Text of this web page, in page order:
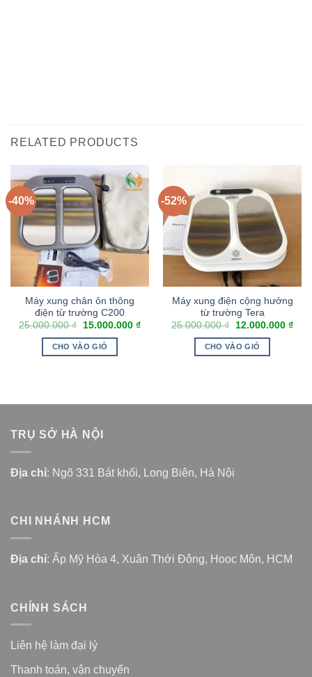
RELATED PRODUCTS
-40%
Máy xung chân ôn thông
điện từ trường C200
25.000.000₫ 15.000.000 ₫
CHO VÀO GIỎ
-52%
Máy xung điện cộng hưởng
từ trường Tera
25.000.000₫ 12.000.000 ₫
CHO VÀO GIỎ
TRỤ SỞ HÀ NỘI
Địa chỉ: Ngõ 331 Bát khối, Long Biên, Hà Nội
CHI NHÁNH HCM
Địa chỉ: Ấp Mỹ Hòa 4, Xuân Thới Đông, Hooc Môn, HCM
CHÍNH SÁCH
Liên hệ làm đại lý
Thanh toán, vận chuyển